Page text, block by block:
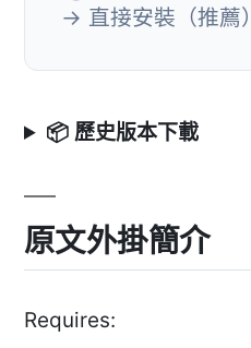
→ 直接安裝（推薦）
📦 歷史版本下載
原文外掛簡介
Requires: